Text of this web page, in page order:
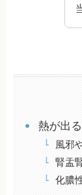
熱が出
風邪
腎盂
化膿